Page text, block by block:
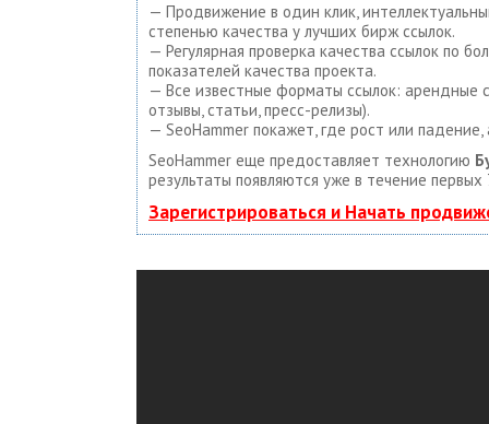
— Продвижение в один клик,
степенью качества у лучших бирж ссылок.
— Регулярная проверка качества ссылок по
показателей качества проекта.
— Все известные форматы ссылок: арендные
отзывы, статьи, пресс-релизы).
— SeoHammer покажет, где рост или
SeoHammer еще предоставляет технологию
результаты появляются уже в течение первых
Зарегистрироваться и Начать